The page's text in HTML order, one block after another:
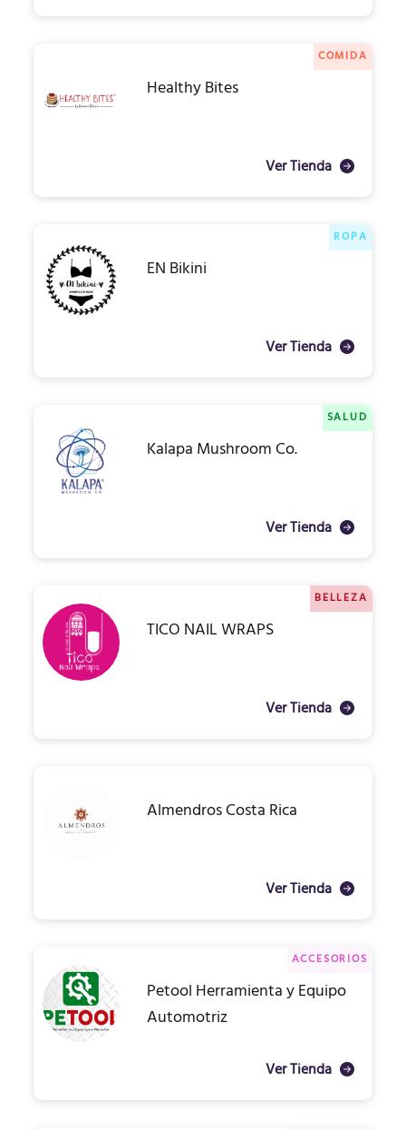
COMIDA
Healthy Bites
Ver Tienda
ROPA
EN Bikini
Ver Tienda
SALUD
Kalapa Mushroom Co.
Ver Tienda
BELLEZA
TICO NAIL WRAPS
Ver Tienda
Almendros Costa Rica
Ver Tienda
ACCESORIOS
Petool Herramienta y Equipo
Automotriz
Ver Tienda